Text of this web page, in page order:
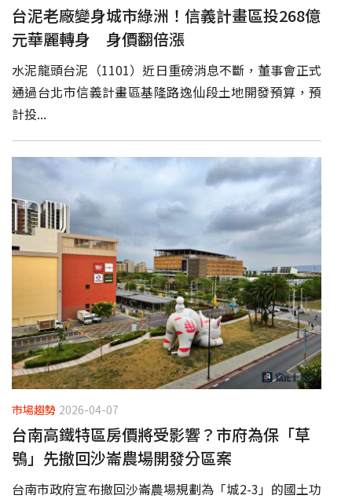
台泥老廠變身城市綠洲！信義計畫區投268億
元華麗轉身 身價翻倍漲
水泥龍頭台泥（1101）近日重磅消息不斷，董事會正式
通過台北市信義計畫區基隆路逸仙段土地開發預算，預
計投...
市場趨勢 2026-04-07
台南高鐵特區房價將受影響？市府為保「草
鴞」先撤回沙崙農場開發分區案
台南市政府宣布撤回沙崙農場規劃為「城2-3」的國土功